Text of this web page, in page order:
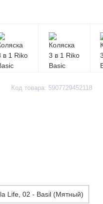
Код товара: 5907729452118